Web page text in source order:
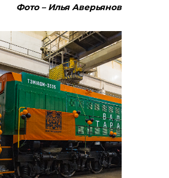
Фото – Илья Аверьянов